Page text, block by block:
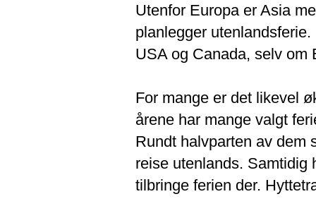
Utenfor Europa er Asia
planlegger
USA og Canada, selv om
For mange er det likevel
årene har mange valgt
Rundt halvparten av dem
reise utenlands. Samtidig
tilbringe ferien der.